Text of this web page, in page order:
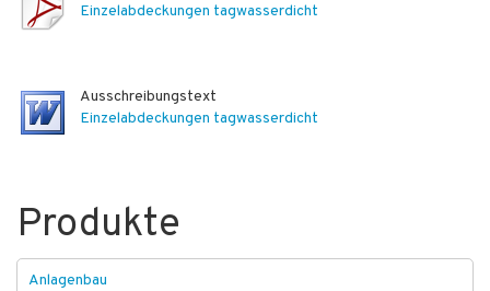
Einzelabdeckungen tagwasserdicht
Ausschreibungstext
Einzelabdeckungen tagwasserdicht
Produkte
Anlagenbau